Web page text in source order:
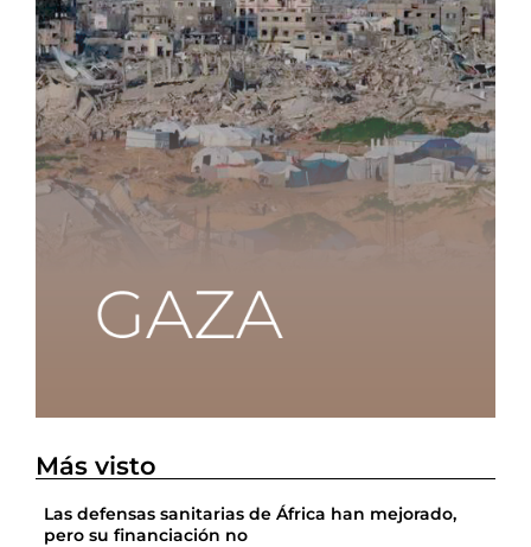
Más visto
Las defensas sanitarias de África han mejorado,
pero su financiación no